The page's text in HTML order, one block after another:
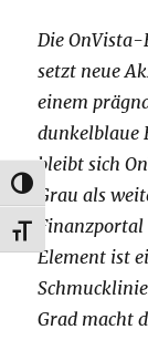
UMSCHALTEN
SCHRIFT
Die
setzt neue
einem
dunkelblaue
bleibt sich
Grau als
Element ist
Grad macht